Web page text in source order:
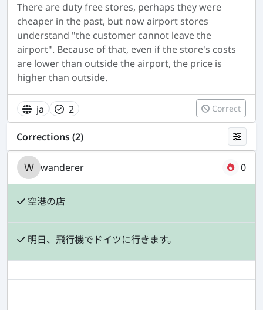
There are duty free stores, perhaps they were
cheaper in the past, but now airport stores
understand "the customer cannot leave the
airport". Because of that, even if the store's costs
are lower than outside the airport, the price is
higher than outside.
ja 2 Correct
Corrections (2)
wanderer 0
空港の店
明日、飛行機でドイツに行きます。